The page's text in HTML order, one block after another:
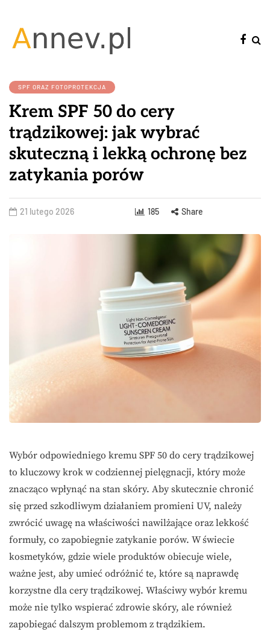
SPF ORAZ FOTOPROTEKCJA
Krem SPF 50 do cery
trądzikowej: jak wybrać
skuteczną i lekką ochronę bez
zatykania porów
21 lutego 2026 185 Share
Wybór odpowiedniego kremu SPF 50 do cery trądzikowej
to kluczowy krok w codziennej pielęgnacji, który może
znacząco wpłynąć na stan skóry. Aby skutecznie chronić
się przed szkodliwym działaniem promieni UV, należy
zwrócić uwagę na właściwości nawilżające oraz lekkość
formuły, co zapobiegnie zatykanie porów. W świecie
kosmetyków, gdzie wiele produktów obiecuje wiele,
ważne jest, aby umieć odróżnić te, które są naprawdę
korzystne dla cery trądzikowej. Właściwy wybór kremu
może nie tylko wspierać zdrowie skóry, ale również
zapobiegać dalszym problemom z trądzikiem.